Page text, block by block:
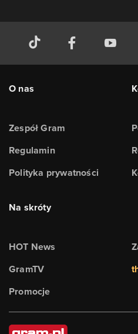
O nas
Zespół Gram
Regulamin
Polityka prywatności
Na skróty
HOT News
GramTV
Promocje